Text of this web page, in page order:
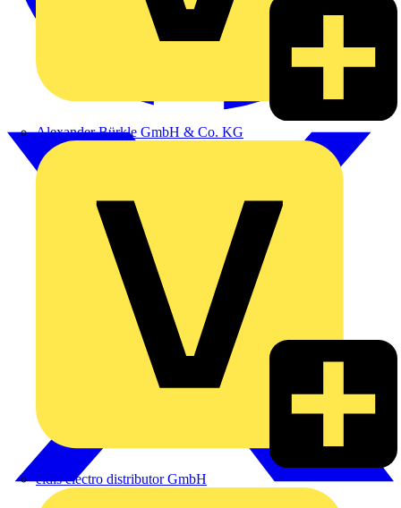
Alexander Bürkle GmbH & Co. KG
eldis electro distributor GmbH